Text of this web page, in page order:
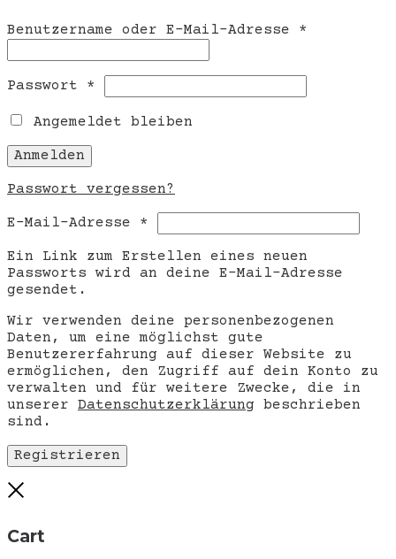
Benutzername oder E-Mail-Adresse *
Passwort *
Angemeldet bleiben
Anmelden
Passwort vergessen?
E-Mail-Adresse *
Ein Link zum Erstellen eines neuen
Passworts wird an deine E-Mail-Adresse
gesendet.
Wir verwenden deine personenbezogenen
Daten, um eine möglichst gute
Benutzererfahrung auf dieser Website zu
ermöglichen, den Zugriff auf dein Konto zu
verwalten und für weitere Zwecke, die in
unserer Datenschutzerklärung beschrieben
sind.
Registrieren
Cart